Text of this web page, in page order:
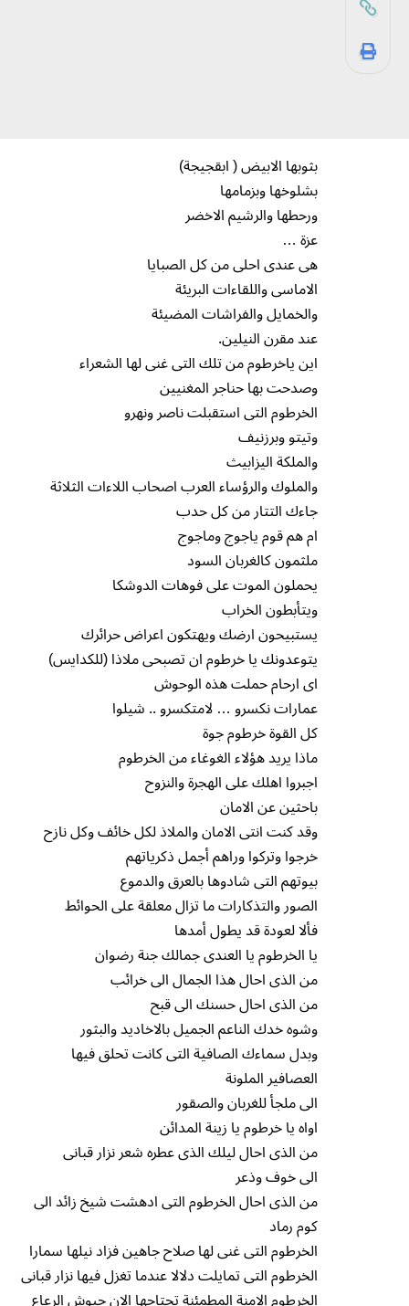
بثوبها الابيض ( ابقجيجة)
بشلوخها وبزمامها
ورحطها والرشيم الاخضر
عزة …
هى عندى احلى من كل الصبايا
الاماسى واللقاءات البريئة
والخمايل والفراشات المضيئة
عند مقرن النيلين.
اين ياخرطوم من تلك التى غنى لها الشعراء
وصدحت بها حناجر المغنيين
الخرطوم التى استقبلت ناصر ونهرو
وتيتو وبرزنيف
والملكة اليزابيث
والملوك والرؤساء العرب اصحاب اللاءات الثلاثة
جاءك التتار من كل حدب
ام هم قوم ياجوج وماجوج
ملثمون كالغربان السود
يحملون الموت على فوهات الدوشكا
ويتأبطون الخراب
يستبيحون ارضك ويهتكون اعراض حرائرك
يتوعدونك يا خرطوم ان تصبحى ملاذا (للكدايس)
اى ارحام حملت هذه الوحوش
عمارات نكسرو … لامتكسرو .. شيلوا
كل القوة خرطوم جوة
ماذا يريد هؤلاء الغوغاء من الخرطوم
اجبروا اهلك على الهجرة والنزوح
باحثين عن الامان
وقد كنت انتى الامان والملاذ لكل خائف وكل نازح
خرجوا وتركوا وراهم أجمل ذكرياتهم
بيوتهم التى شادوها بالعرق والدموع
الصور والتذكارات ما تزال معلقة على الحوائط
فألا لعودة قد يطول أمدها
يا الخرطوم يا العندى جمالك جنة رضوان
من الذى احال هذا الجمال الى خرائب
من الذى احال حسنك الى قبح
وشوه خدك الناعم الجميل بالاخاديد والبثور
وبدل سماءك الصافية التى كانت تحلق فيها
العصافير الملونة
الى ملجأ للغربان والصقور
اواه يا خرطوم يا زينة المدائن
من الذى احال ليلك الذى عطره شعر نزار قبانى
الى خوف وذعر
من الذى احال الخرطوم التى ادهشت شيخ زائد الى
كوم رماد
الخرطوم التى غنى لها صلاح جاهين فزاد نيلها سمارا
الخرطوم التى تمايلت دلالا عندما تغزل فيها نزار قبانى